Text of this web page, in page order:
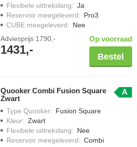
Flexibele uittrekslang: Ja
Reservoir meegeleverd: Pro3
CUBE meegeleverd: Nee
Adviesprijs 1790,-
1431,-
Op voorraad
Bestel
Quooker Combi Fusion Square
Zwart
A
Type Quooker: Fusion Square
Kleur: Zwart
Flexibele uittrekslang: Nee
Reservoir meegeleverd: Combi